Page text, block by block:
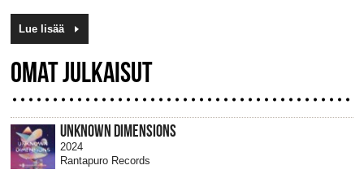
Lue lisää
OMAT JULKAISUT
UNKNOWN DIMENSIONS
2024
Rantapuro Records